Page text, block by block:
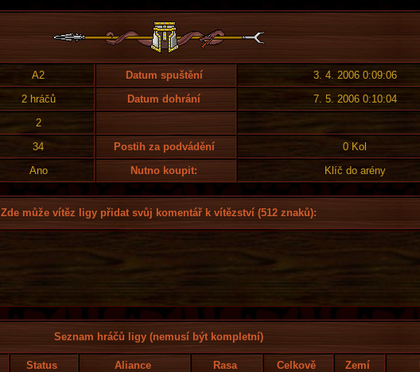
A2 Datum spuštění
3. 4. 2006 0:09:06
2 hráčů Datum dohrání
7. 5. 2006 0:10:04
2
34 Postih za podvádění
0 Kol
Ano Nutno koupit: Klíč do arény
Zde může vítěz ligy přidat svůj komentář k vítězství (512 znaků):
Seznam hráčů ligy (nemusí být kompletní)
Status Aliance Rasa Celkově Zemí